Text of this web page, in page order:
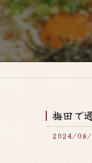
梅田で
2024/08/